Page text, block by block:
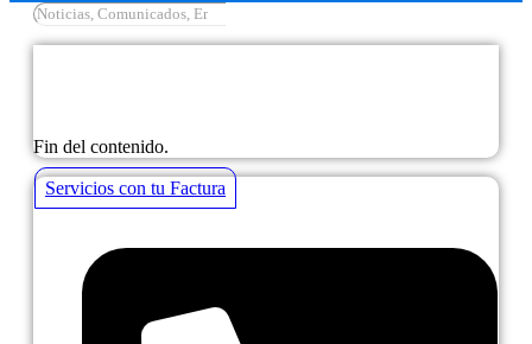
Fin del contenido.
Servicios con tu Factura